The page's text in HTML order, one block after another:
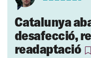
Catalunya
desafecció,
readaptació